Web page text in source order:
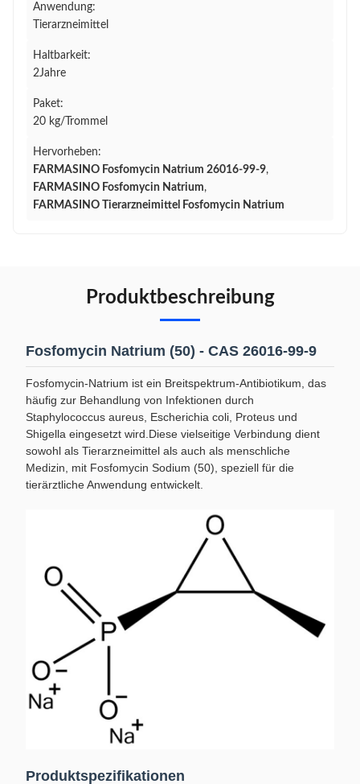
Anwendung:
Tierarzneimittel
Haltbarkeit:
2Jahre
Paket:
20 kg/Trommel
Hervorheben:
FARMASINO Fosfomycin Natrium 26016-99-9,
FARMASINO Fosfomycin Natrium,
FARMASINO Tierarzneimittel Fosfomycin Natrium
Produktbeschreibung
Fosfomycin Natrium (50) - CAS 26016-99-9
Fosfomycin-Natrium ist ein Breitspektrum-Antibiotikum, das
häufig zur Behandlung von Infektionen durch
Staphylococcus aureus, Escherichia coli, Proteus und
Shigella eingesetzt wird.Diese vielseitige Verbindung dient
sowohl als Tierarzneimittel als auch als menschliche
Medizin, mit Fosfomycin Sodium (50), speziell für die
tierärztliche Anwendung entwickelt.
Produktspezifikationen